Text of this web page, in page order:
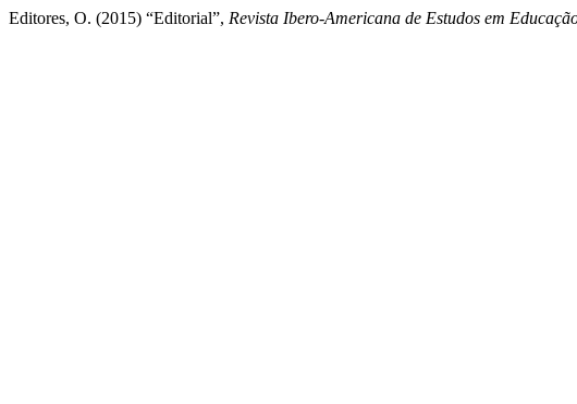
Editores, O. (2015) “Editorial”, Revista Ibero-Americana de Estudos em